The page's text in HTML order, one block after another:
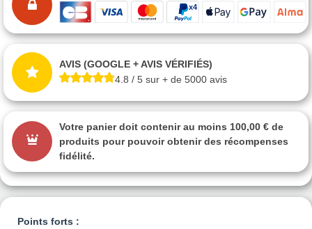
Points forts :
AVIS (GOOGLE + AVIS VÉRIFIÉS)
4.8 / 5 sur + de 5000 avis
Votre panier doit contenir au moins 100,00 € de
produits pour pouvoir obtenir des récompenses
fidélité.